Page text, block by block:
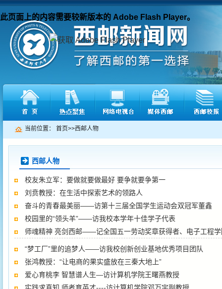
此页面上的内容需要较新版本的 Adobe Flash Player。
当前位置： 首页>>西邮人物
西邮人物
校友朱立军：要做就要做最好 要争就要争第一
刘贲教授：在生活中探索艺术的领路人
奋斗的青春最美丽——访第十三届全国学生运动会双冠军董鑫
校园里的“领头羊”——访我校本学年十佳学子代表
师魂精神 亮剑西邮——记全国五一劳动奖章获得者、电子工程
“梦工厂”里的追梦人——访我校创新创业基地优秀项目团队
张鸿教授：“让电商的果实盛放在三秦大地上”
爱心育桃李 智慧谱人生—访计算机学院王曙燕教授